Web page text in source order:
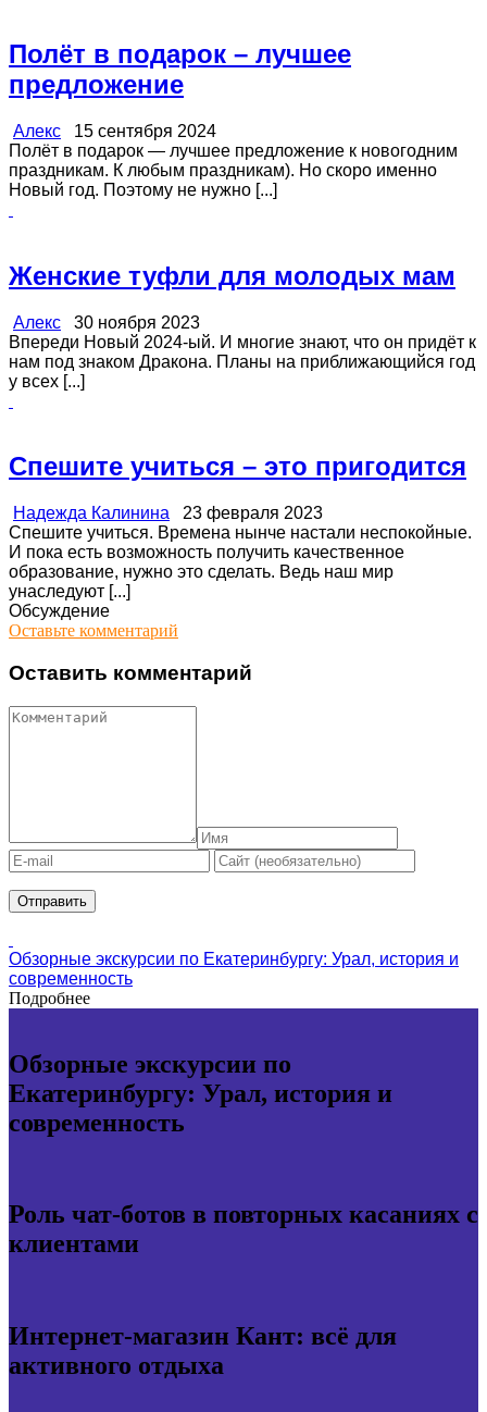
Полёт в подарок – лучшее
предложение
Алекс 15 сентября 2024
Полёт в подарок — лучшее предложение к новогодним
праздникам. К любым праздникам). Но скоро именно
Новый год. Поэтому не нужно [...]
Женские туфли для молодых мам
Алекс 30 ноября 2023
Впереди Новый 2024-ый. И многие знают, что он придёт к
нам под знаком Дракона. Планы на приближающийся год
у всех [...]
Спешите учиться – это пригодится
Надежда Калинина 23 февраля 2023
Спешите учиться. Времена нынче настали неспокойные.
И пока есть возможность получить качественное
образование, нужно это сделать. Ведь наш мир
унаследуют [...]
Обсуждение
Оставьте комментарий
Оставить комментарий
Обзорные экскурсии по Екатеринбургу: Урал, история и
современность
Подробнее
Обзорные экскурсии по
Екатеринбургу: Урал, история и
современность
Роль чат-ботов в повторных касаниях с
клиентами
Интернет-магазин Кант: всё для
активного отдыха